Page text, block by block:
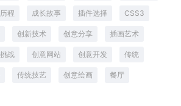
程 成长故事 插件选择 CSS3
创新技术 创意分享 插画艺术
战 创意网站 创意开发 传统
传统技艺 创意绘画 餐厅